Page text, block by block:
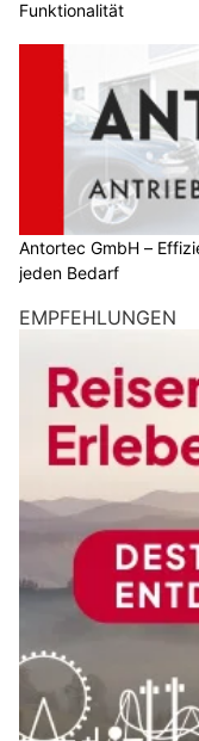
Funktionalität
Antortec GmbH –
jeden Bedarf
EMPFEHLUNGEN